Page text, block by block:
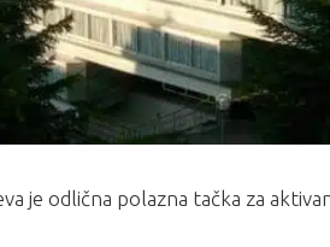
je odlična polazna tačka za